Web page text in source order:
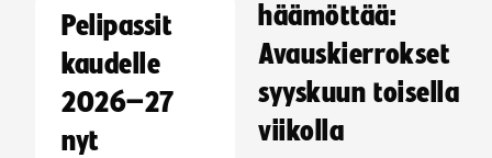
Pelipassit
kaudelle
2026–27
nyt
häämöttää:
Avauskierrokset
syyskuun toisella
viikolla